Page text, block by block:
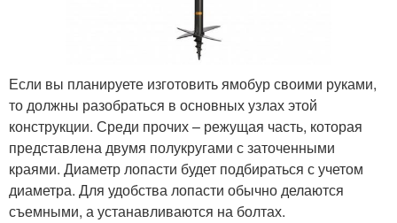
Если вы планируете изготовить ямобур своими руками,
то должны разобраться в основных узлах этой
конструкции. Среди прочих – режущая часть, которая
представлена двумя полукругами с заточенными
краями. Диаметр лопасти будет подбираться с учетом
диаметра. Для удобства лопасти обычно делаются
съемными, а устанавливаются на болтах.